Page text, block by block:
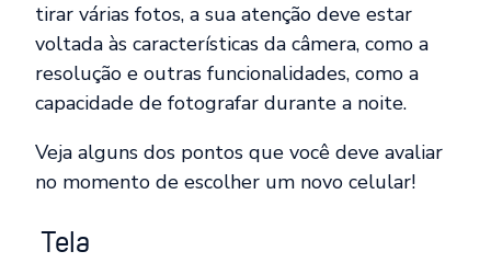
tirar várias fotos, a sua atenção deve estar
voltada às características da câmera, como a
resolução e outras funcionalidades, como a
capacidade de fotografar durante a noite.
Veja alguns dos pontos que você deve avaliar
no momento de escolher um novo celular!
Tela